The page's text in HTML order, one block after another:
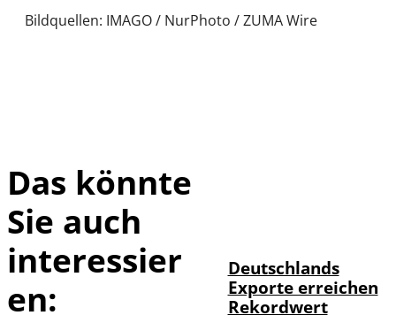
Bildquellen: IMAGO / NurPhoto / ZUMA Wire
Das könnte
Sie auch
interessier
en:
Deutschlands
Exporte erreichen
Rekordwert